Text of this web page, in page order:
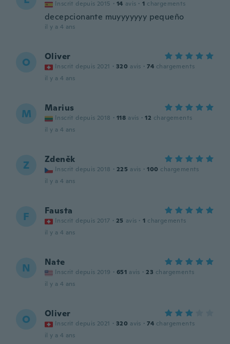
Inscrit depuis 2015 · 14 avis · 1 chargements
decepcionante muyyyyyyy pequeño
il y a 4 ans
O Oliver
Inscrit depuis 2021 · 320 avis · 74 chargements
il y a 4 ans
M Marius
Inscrit depuis 2018 · 118 avis · 12 chargements
il y a 4 ans
Z Zdeněk
Inscrit depuis 2018 · 225 avis · 100 chargements
il y a 4 ans
F Fausta
Inscrit depuis 2017 · 25 avis · 1 chargements
il y a 4 ans
N Nate
Inscrit depuis 2019 · 651 avis · 23 chargements
il y a 4 ans
O Oliver
Inscrit depuis 2021 · 320 avis · 74 chargements
il y a 4 ans